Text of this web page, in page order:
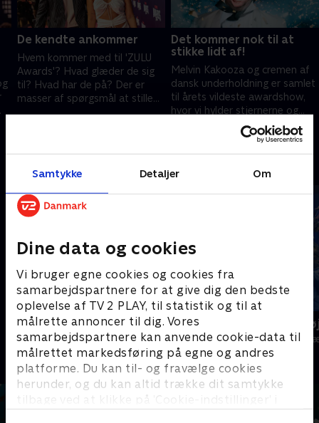
Samtykke Detaljer Om
Dine data og cookies
Vi bruger egne cookies og cookies fra
samarbejdspartnere for at give dig den bedste
oplevelse af TV 2 PLAY, til statistik og til at
målrette annoncer til dig. Vores
samarbejdspartnere kan anvende cookie-data til
målrettet markedsføring på egne og andres
platforme. Du kan til- og fravælge cookies
herunder, og du kan altid trække dit samtykke
tilbage ved at klikke på ’Cookie-indstillinger’ i
De kendte ankommer
Hvem kommer med til 'ZULU
Awards'? Hvad glæder de sig
til? Hvad har de på? Der er
masser af spørgsmål at stille
på den røde løber inden årets
20. februar 2022 • 29 min
Det kommer nok til at
stikke lidt af!
Melvin Kakooza og cremen af
dansk underholdning er samlet
til årets vildeste awardshow,
hvor vi hylder stjernerne og
uddeler de 12 eftertragtede
20. februar 2022 • 117 min
Zulu Surprise
TV-Shows • 1 sæsoner
De største
TV-Shows • 2